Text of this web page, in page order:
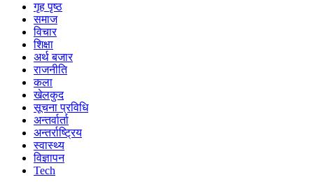
गृह पृष्ठ
समाज
विचार
शिक्षा
अर्थ बजार
राजनीति
कला
खेलकुद
सूचना प्रविधि
अन्तर्वार्ता
अन्तर्राष्ट्रिय
स्वास्थ्य
विज्ञापन
Tech